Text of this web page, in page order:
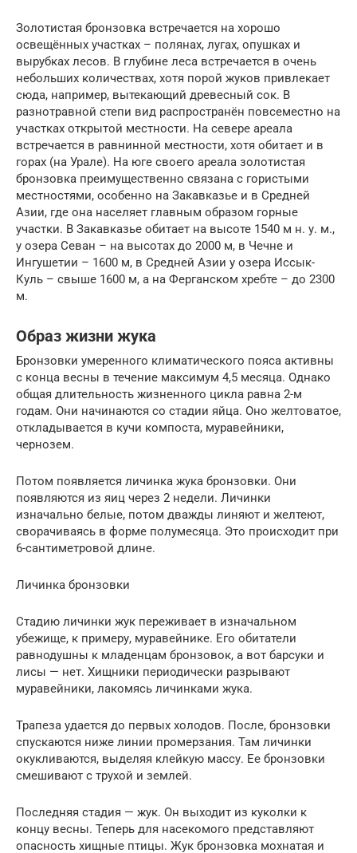
Золотистая бронзовка встречается на хорошо
освещённых участках – полянах, лугах, опушках и
вырубках лесов. В глубине леса встречается в очень
небольших количествах, хотя порой жуков привлекает
сюда, например, вытекающий древесный сок. В
разнотравной степи вид распространён повсеместно на
участках открытой местности. На севере ареала
встречается в равнинной местности, хотя обитает и в
горах (на Урале). На юге своего ареала золотистая
бронзовка преимущественно связана с гористыми
местностями, особенно на Закавказье и в Средней
Азии, где она населяет главным образом горные
участки. В Закавказье обитает на высоте 1540 м н. у. м.,
у озера Севан – на высотах до 2000 м, в Чечне и
Ингушетии – 1600 м, в Средней Азии у озера Иссык-
Куль – свыше 1600 м, а на Ферганском хребте – до 2300
м.
Образ жизни жука
Бронзовки умеренного климатического пояса активны
с конца весны в течение максимум 4,5 месяца. Однако
общая длительность жизненного цикла равна 2-м
годам. Они начинаются со стадии яйца. Оно желтоватое,
откладывается в кучи компоста, муравейники,
чернозем.
Потом появляется личинка жука бронзовки. Они
появляются из яиц через 2 недели. Личинки
изначально белые, потом дважды линяют и желтеют,
сворачиваясь в форме полумесяца. Это происходит при
6-сантиметровой длине.
Личинка бронзовки
Стадию личинки жук переживает в изначальном
убежище, к примеру, муравейнике. Его обитатели
равнодушны к младенцам бронзовок, а вот барсуки и
лисы — нет. Хищники периодически разрывают
муравейники, лакомясь личинками жука.
Трапеза удается до первых холодов. После, бронзовки
спускаются ниже линии промерзания. Там личинки
окукливаются, выделяя клейкую массу. Ее бронзовки
смешивают с трухой и землей.
Последняя стадия — жук. Он выходит из куколки к
концу весны. Теперь для насекомого представляют
опасность хищные птицы. Жук бронзовка мохнатая и